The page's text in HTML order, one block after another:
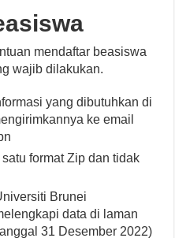
mendaftar beasiswa
wajib dilakukan.
yang dibutuhkan di
ke email
format Zip dan tidak
Brunei
data di laman
31 Desember 2022)